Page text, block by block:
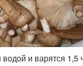
и варятся